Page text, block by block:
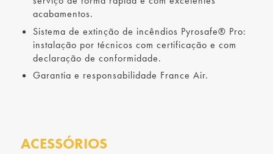
acabamentos.
Sistema de extinção de incêndios Pyrosafe® Pro:
instalação por técnicos com certificação e com
declaração de conformidade.
Garantia e responsabilidade France Air.
ACESSÓRIOS